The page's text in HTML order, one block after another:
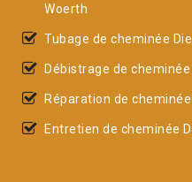
Woerth
Tubage de cheminée
Débistrage de
Réparation de
Entretien de cheminée